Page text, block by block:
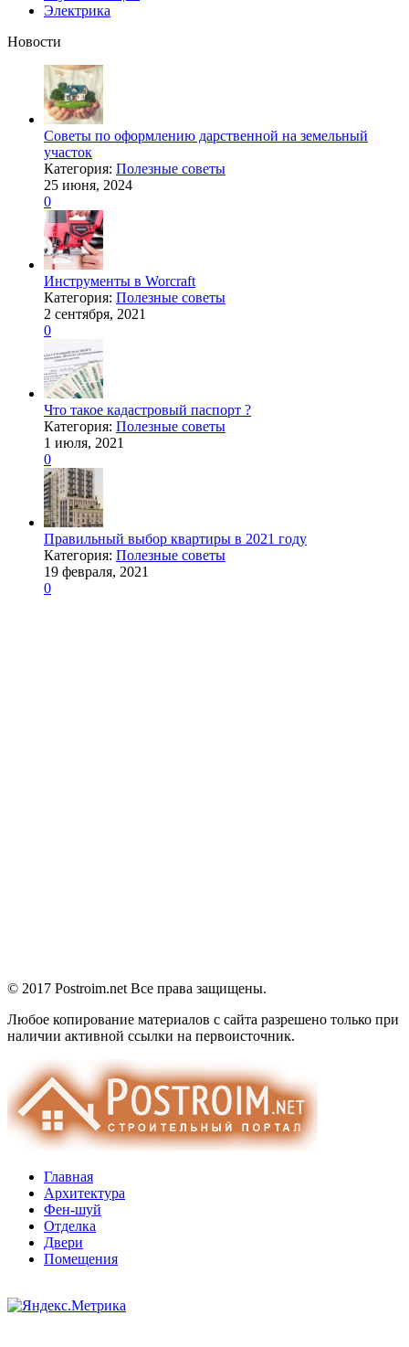
Электрика
Новости
Советы по оформлению дарственной на земельный
участок
Категория: Полезные советы
25 июня, 2024
0
Инструменты в Worcraft
Категория: Полезные советы
2 сентября, 2021
0
Что такое кадастровый паспорт ?
Категория: Полезные советы
1 июля, 2021
0
Правильный выбор квартиры в 2021 году
Категория: Полезные советы
19 февраля, 2021
0
© 2017 Postroim.net Все права защищены.
Любое копирование материалов с сайта разрешено только при
наличии активной ссылки на первоисточник.
Главная
Архитектура
Фен-шуй
Отделка
Двери
Помещения